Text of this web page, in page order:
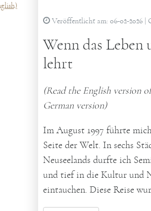
Veröffentlicht am: 06-02-2026|
Wenn das Leben
lehrt
(Read the English version
German version)
Im August 1997 führte
Seite der Welt. In sechs
Neuseelands durfte ich
und tief in die Kultur und
eintauchen. Diese Reise